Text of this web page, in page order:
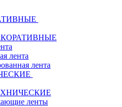
лента
лента
ленты